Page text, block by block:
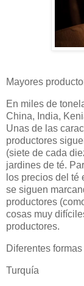
Mayores
En miles de
China, India,
Unas de las
productores
(siete de cada
jardines de té.
los precios del té
se siguen
productores
cosas muy
productores.
Diferentes
Turquía